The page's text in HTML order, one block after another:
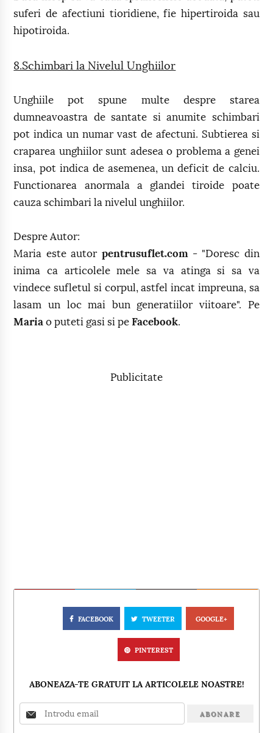
suferi de afectiuni tioridiene, fie hipertiroida sau
hipotiroida.
8.Schimbari la Nivelul Unghiilor
Unghiile pot spune multe despre starea
dumneavoastra de santate si anumite schimbari
pot indica un numar vast de afectuni. Subtierea si
craparea unghiilor sunt adesea o problema a genei
insa, pot indica de asemenea, un deficit de calciu.
Functionarea anormala a glandei tiroide poate
cauza schimbari la nivelul unghiilor.
Despre Autor:
Maria este autor pentrusuflet.com - "Doresc din
inima ca articolele mele sa va atinga si sa va
vindece sufletul si corpul, astfel incat impreuna, sa
lasam un loc mai bun generatiilor viitoare". Pe
Maria o puteti gasi si peFacebook.
Publicitate
FACEBOOK TWEETER GOOGLE+
PINTEREST
ABONEAZA-TE GRATUIT LA ARTICOLELE NOASTRE!